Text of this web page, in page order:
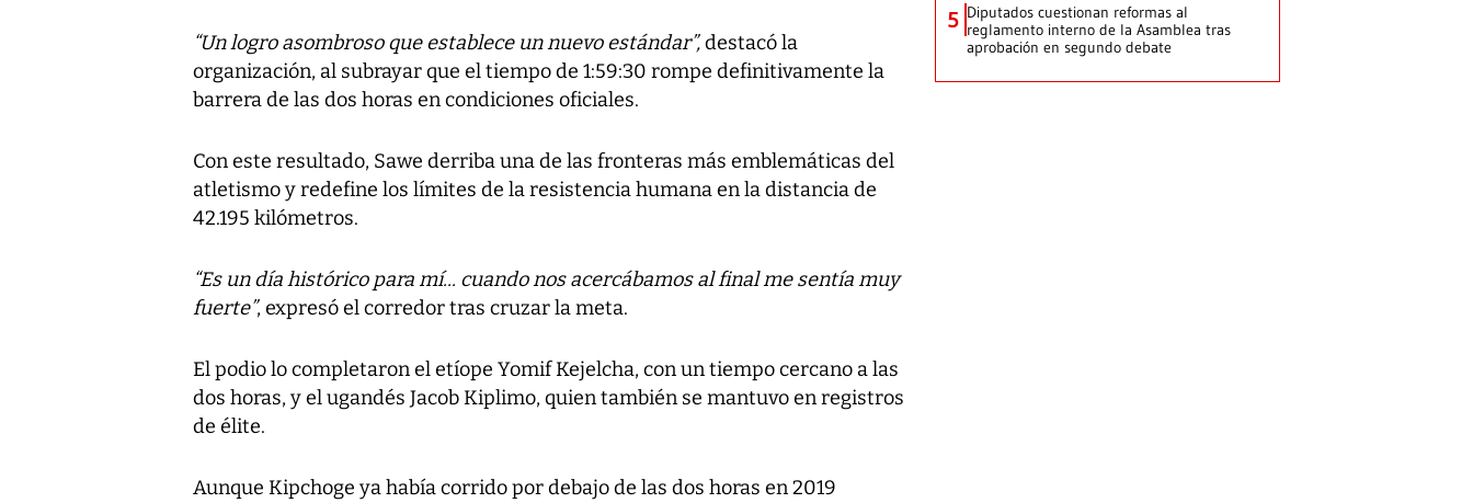
“Un logro asombroso que establece un nuevo estándar”,destacó la
organización, al subrayar que el tiempo de 1:59:30 rompe definitivamente la
barrera de las dos horas en condiciones oficiales.
Con este resultado, Sawe derriba una de las fronteras más emblemáticas del
atletismo y redefine los límites de la resistencia humana en la distancia de
42.195 kilómetros.
“Es un día histórico para mí... cuando nos acercábamos al final me sentía muy
fuerte”, expresó el corredor tras cruzar la meta.
El podio lo completaron el etíope Yomif Kejelcha, con un tiempo cercano a las
dos horas, y el ugandés Jacob Kiplimo, quien también se mantuvo en registros
de élite.
Aunque Kipchoge ya había corrido por debajo de las dos horas en 2019
5 Diputados cuestionan reformas al
reglamento interno de la Asamblea tras
aprobación en segundo debate